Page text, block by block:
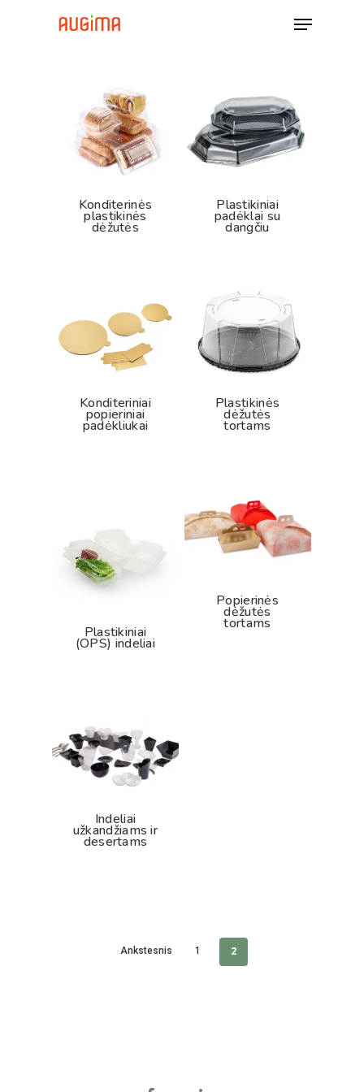
Menu
Close
Konditerinės
plastikinės
dėžutės
Plastikiniai
padėklai su
dangčiu
Konditeriniai
popieriniai
padėkliukai
Plastikinės
dėžutės
tortams
Plastikiniai
(OPS) indeliai
Popierinės
dėžutės
tortams
Indeliai
užkandžiams ir
desertams
Ankstesnis 1 2
facebook